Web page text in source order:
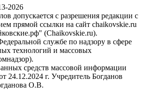
2026
допускается с разрешения редакции с
прямой ссылки на сайт chaikovskie.ru
(Chaikovskie.ru).
службе по надзору в сфере
технологий и массовых
средств массовой информации
г. Учредитель Богданов
О.В.